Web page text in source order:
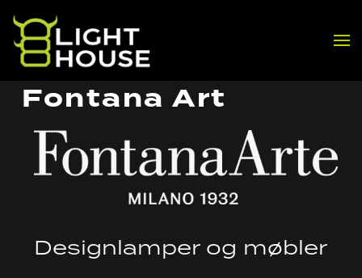
Skip to main content
Fontana Art
Designlamper og møbler